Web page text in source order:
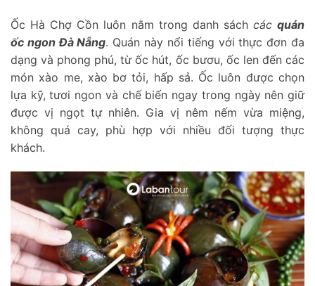
Ốc Hà Chợ Cồn luôn nằm trong danh sách cácquán
ốc ngon Đà Nẵng. Quán này nổi tiếng với thực đơn đa
dạng và phong phú, từ ốc hút, ốc bươu, ốc len đến các
món xào me, xào bơ tỏi, hấp sả. Ốc luôn được chọn
lựa kỹ, tươi ngon và chế biến ngay trong ngày nên giữ
được vị ngọt tự nhiên. Gia vị nêm nếm vừa miệng,
không quá cay, phù hợp với nhiều đối tượng thực
khách.